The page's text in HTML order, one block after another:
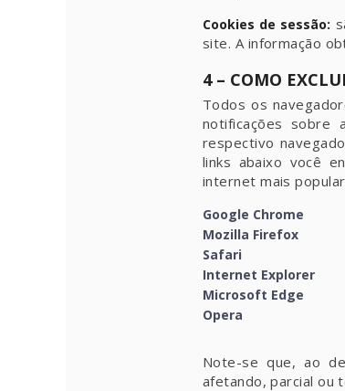
Cookies de sessão:
site. A informação
4 – COMO
Todos os
notificações sobre
respectivo
links abaixo você
internet mais
Google Chrome
Mozilla Firefox
Safari
Internet Explorer
Microsoft Edge
Opera
Note-se que, ao
afetando, parcial ou